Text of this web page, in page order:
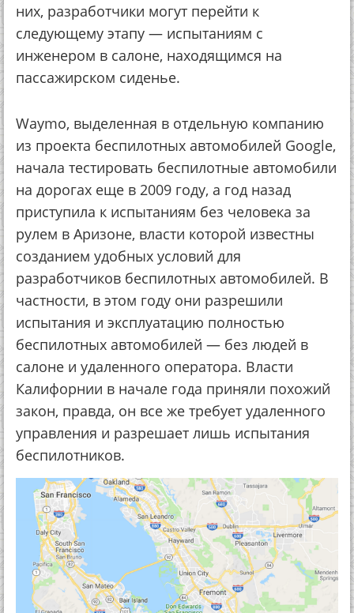
них, разработчики могут перейти к
следующему этапу — испытаниям с
инженером в салоне, находящимся на
пассажирском сиденье.
Waymo, выделенная в отдельную компанию
из проекта беспилотных автомобилей Google,
начала тестировать беспилотные автомобили
на дорогах еще в 2009 году, а год назад
приступила к испытаниям без человека за
рулем в Аризоне, власти которой известны
созданием удобных условий для
разработчиков беспилотных автомобилей. В
частности, в этом году они разрешили
испытания и эксплуатацию полностью
беспилотных автомобилей — без людей в
салоне и удаленного оператора. Власти
Калифорнии в начале года приняли похожий
закон, правда, он все же требует удаленного
управления и разрешает лишь испытания
беспилотников.